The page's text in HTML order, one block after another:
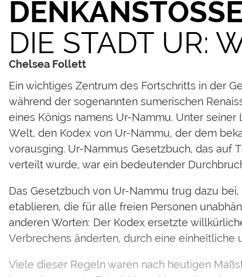
DENKANSTÖSSE
DIE STADT UR:
Chelsea Follett
Ein wichtiges Zentrum des Fortschritts in der
während der sogenannten sumerischen
eines Königs namens Ur-Nammu. Unter
Welt, den Kodex von Ur-Nammu, der dem
vorausging. Ur-Nammus Gesetzbuch, das auf
verteilt wurde, war ein bedeutender
Das Gesetzbuch von Ur-Nammu trug dazu
etablieren, die für alle freien Personen
anderen Worten: Der Kodex ersetzte
Verbrechens änderten, durch eine einheitliche
Viele dieser Regeln waren nach heutigen